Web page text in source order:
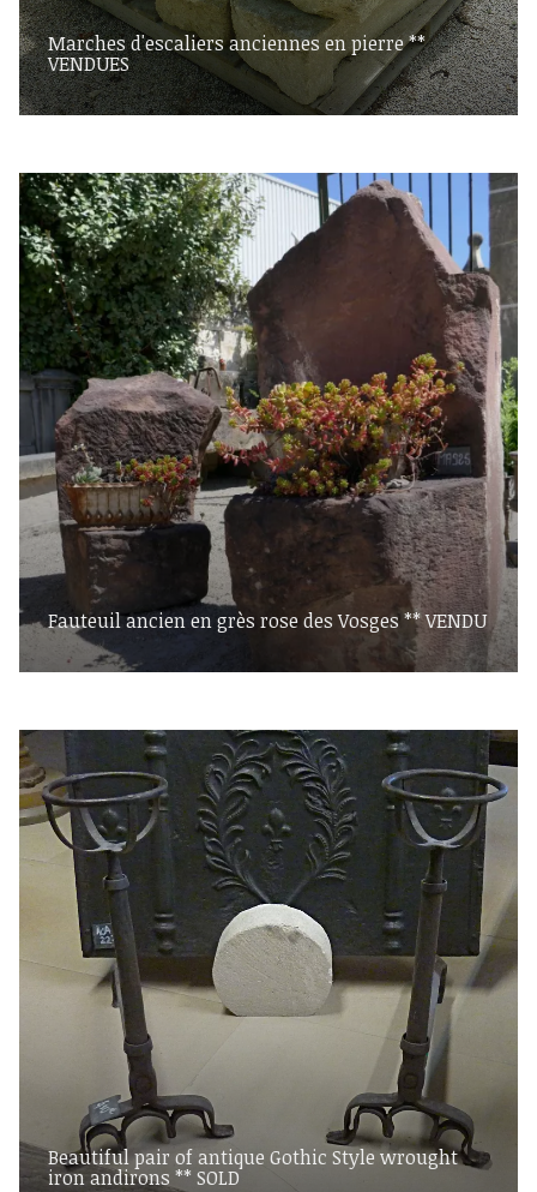
Marches d'escaliers anciennes en pierre **
VENDUES
Fauteuil ancien en grès rose des Vosges ** VENDU
Beautiful pair of antique Gothic Style wrought
iron andirons ** SOLD